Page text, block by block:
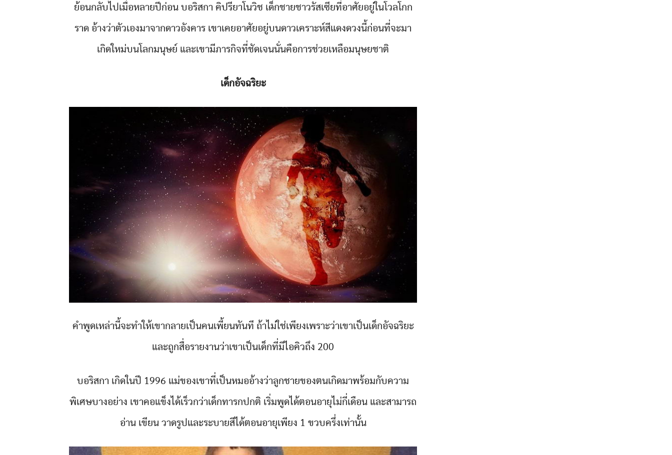
ย้อนกลับไปเมื่อหลายปีก่อน บอริสกา คิปรียาโนวิช เด็กชายชาวรัสเซียที่อาศัยอยู่ในโวลโกก
ราด อ้างว่าตัวเองมาจากดาวอังคาร เขาเคยอาศัยอยู่บนดาวเคราะห์สีแดงดวงนี้ก่อนที่จะมา
เกิดใหม่บนโลกมนุษย์ และเขามีภารกิจที่ชัดเจนนั่นคือการช่วยเหลือมนุษยชาติ
เด็กอัจฉริยะ
คำพูดเหล่านี้จะทำให้เขากลายเป็นคนเพี้ยนทันที ถ้าไม่ใช่เพียงเพราะว่าเขาเป็นเด็กอัจฉริยะ
และถูกสื่อรายงานว่าเขาเป็นเด็กที่มีไอคิวถึง 200
บอริสกา เกิดในปี 1996 แม่ของเขาที่เป็นหมออ้างว่าลูกชายของตนเกิดมาพร้อมกับความ
พิเศษบางอย่าง เขาคอแข็งได้เร็วกว่าเด็กทารกปกติ เริ่มพูดได้ตอนอายุไม่กี่เดือน และสามารถ
อ่าน เขียน วาดรูปและระบายสีได้ตอนอายุเพียง 1 ขวบครึ่งเท่านั้น